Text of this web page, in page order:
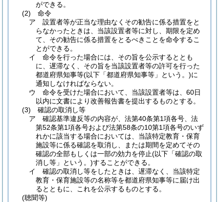
ができる。
(2)
命令
ア
設置者等が正当な理由なくその勧告に係る措置をと
らなかったときは、当該設置者等に対し、期限を定め
て、その勧告に係る措置をとるべきことを命令するこ
とができる。
イ
命令を行った場合には、その旨を公示するととも
に、遅滞なく、その旨を当該設置者等の許可を行った
都道府県知事等(以下「都道府県知事等」という。)に
通知しなければならない。
ウ
命令を受けた場合において、当該設置者等は、60日
以内に文書により改善報告書を提出するものとする。
(3)
確認の取消し等
ア
確認基準違反等の内容が、法第40条第1項各号、法
第52条第1項各号および法第58条の10第1項各号のいず
れかに該当する場合においては、当該特定教育・保育
施設等に係る確認を取消し、または期間を定めてその
確認の全部もしくは一部の効力を停止(以下「確認の取
消し等」という。)することができる。
イ
確認の取消し等をしたときは、遅滞なく、当該特定
教育・保育施設等の名称等を都道府県知事等に届け出
るとともに、これを公示するものとする。
(聴聞等)